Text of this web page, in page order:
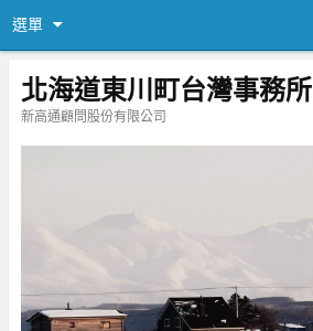
選單
北海道東川町台灣事務所
新高通顧問股份有限公司